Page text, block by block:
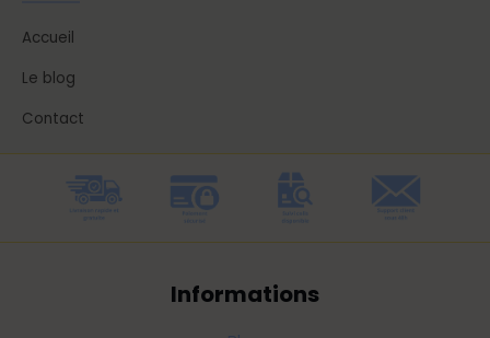
Accueil
Le blog
Contact
Informations